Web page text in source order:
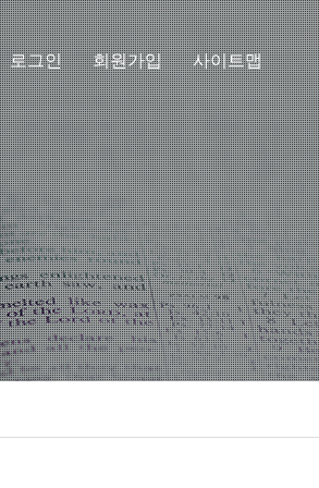
로그인 회원가입 사이트맵